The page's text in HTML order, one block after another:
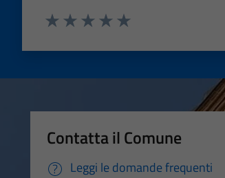
Contatta il Comune
Leggi le domande frequenti